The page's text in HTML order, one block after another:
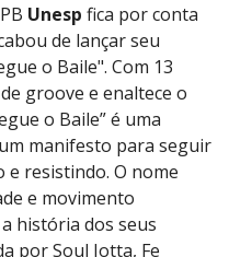
Unesp fica por conta
de lançar seu
o Baile". Com 13
groove e enaltece o
o Baile” é uma
manifesto para seguir
e resistindo. O nome
e movimento
história dos seus
por Soul Jotta, Fe